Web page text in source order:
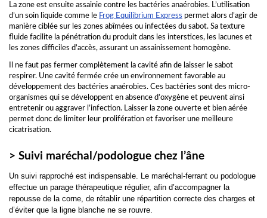
La zone est ensuite assainie contre les bactéries anaérobies. L’utilisation
d’un soin liquide comme le Frog Equilibrium Express permet alors d’agir de
manière ciblée sur les zones abîmées ou infectées du sabot. Sa texture
fluide facilite la pénétration du produit dans les interstices, les lacunes et
les zones difficiles d’accès, assurant un assainissement homogène.
Il ne faut pas fermer complètement la cavité afin de laisser le sabot
respirer. Une cavité fermée crée un environnement favorable au
développement des bactéries anaérobies. Ces bactéries sont des micro-
organismes qui se développent en absence d’oxygène et peuvent ainsi
entretenir ou aggraver l’infection. Laisser la zone ouverte et bien aérée
permet donc de limiter leur prolifération et favoriser une meilleure
cicatrisation.
> Suivi maréchal/podologue chez l’âne
Un suivi rapproché est indispensable. Le maréchal-ferrant ou podologue
effectue un parage thérapeutique régulier, afin d’accompagner la
repousse de la corne, de rétablir une répartition correcte des charges et
d’éviter que la ligne blanche ne se rouvre.